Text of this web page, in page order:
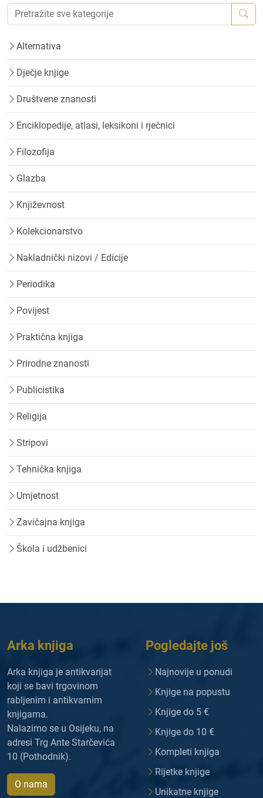
Alternativa
Dječje knjige
Društvene znanosti
Enciklopedije, atlasi, leksikoni i rječnici
Filozofija
Glazba
Književnost
Kolekcionarstvo
Nakladnički nizovi / Edicije
Periodika
Povijest
Praktična knjiga
Prirodne znanosti
Publicistika
Religija
Stripovi
Tehnička knjiga
Umjetnost
Zavičajna knjiga
Škola i udžbenici
Arka knjiga
Arka knjiga je antikvarijat
koji se bavi trgovinom
rabljenim i antikvarnim
knjigama.
Nalazimo se u Osijeku, na
adresi Trg Ante Starčevića
10 (Pothodnik).
O nama
Pogledajte još
Najnovije u ponudi
Knjige na popustu
Knjige do 5 €
Knjige do 10 €
Kompleti knjiga
Rijetke knjige
Unikatne knjige